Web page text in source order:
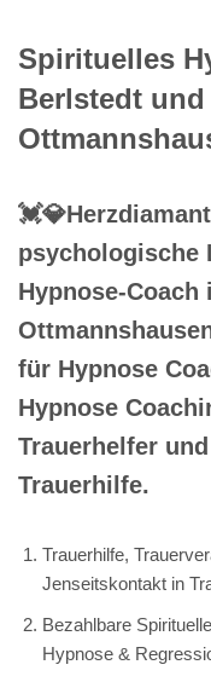
Spirituelles
Berlstedt und
psychologische
Hypnose-Coach
für Hypnose
Hypnose
Trauerhelfer
Trauerhilfe.
Trauerhilfe,
Jenseitskontakt in
Bezahlbare
Hypnose &